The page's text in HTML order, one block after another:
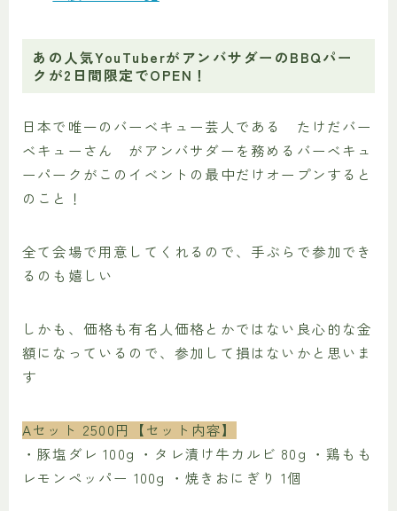
あの人気YouTuberがアンバサダーのBBQパー
クが2日間限定でOPEN！
日本で唯一のバーベキュー芸人である たけだバー
ベキューさん がアンバサダーを務めるバーベキュ
ーパークがこのイベントの最中だけオープンすると
のこと！
全て会場で用意してくれるので、手ぶらで参加でき
るのも嬉しい
しかも、価格も有名人価格とかではない良心的な金
額になっているので、参加して損はないかと思いま
す
Aセット 2500円【セット内容】
・豚塩ダレ 100g ・タレ漬け牛カルビ 80g ・鶏もも
レモンペッパー 100g ・焼きおにぎり 1個